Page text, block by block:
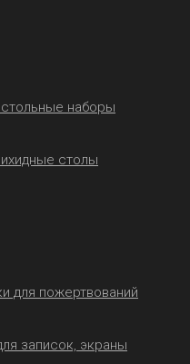
наборы
столы
для пожертвований
записок, экраны